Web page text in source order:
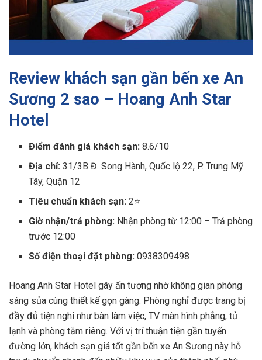
Review khách sạn gần bến xe An
Sương 2 sao – Hoang Anh Star
Hotel
Điểm đánh giá khách sạn: 8.6/10
Địa chỉ: 31/3B Đ. Song Hành, Quốc lộ 22, P. Trung Mỹ
Tây, Quận 12
Tiêu chuẩn khách sạn: 2⭐
Giờ nhận/trả phòng: Nhận phòng từ 12:00 – Trả phòng
trước 12:00
Số điện thoại đặt phòng: 0938309498
Hoang Anh Star Hotel gây ấn tượng nhờ không gian phòng
sáng sủa cùng thiết kế gọn gàng. Phòng nghỉ được trang bị
đầy đủ tiện nghi như bàn làm việc, TV màn hình phẳng, tủ
lạnh và phòng tắm riêng. Với vị trí thuận tiện gần tuyến
đường lớn, khách sạn giá tốt gần bến xe An Sương này hỗ